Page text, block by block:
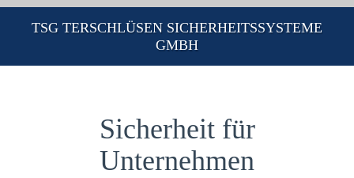
TSG TERSCHLÜSEN SICHERHEITSSYSTEME
GMBH
Sicherheit für
Unternehmen